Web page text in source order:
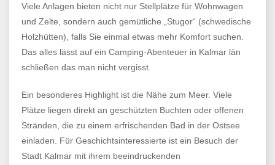
Viele Anlagen bieten nicht nur Stellplätze für Wohnwagen
und Zelte, sondern auch gemütliche „Stugor“ (schwedische
Holzhütten), falls Sie einmal etwas mehr Komfort suchen.
Das alles lässt auf ein Camping-Abenteuer in Kalmar län
schließen das man nicht vergisst.
Ein besonderes Highlight ist die Nähe zum Meer. Viele
Plätze liegen direkt an geschützten Buchten oder offenen
Stränden, die zu einem erfrischenden Bad in der Ostsee
einladen. Für Geschichtsinteressierte ist ein Besuch der
Stadt Kalmar mit ihrem beeindruckenden